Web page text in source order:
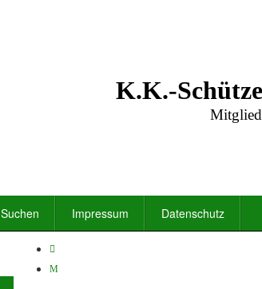
K.K.-
Mitglied
Suchen Impressum Datenschutz